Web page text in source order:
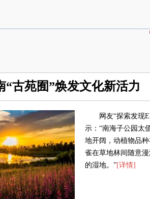
“古苑囿”焕发文化新活力
网友“探索发现
示：“南海子公园太
地开阔，动植物品
雀在草地林间随意
的湿地。”[详情]